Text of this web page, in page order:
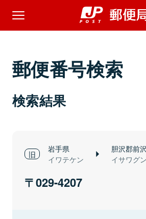
郵便番号検索
検索結果
岩手県
イワテケン
胆沢郡前
イサワグ
029-4207